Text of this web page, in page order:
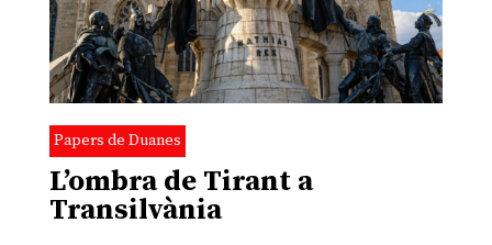
Papers de Duanes
L’ombra de Tirant a
Transilvània